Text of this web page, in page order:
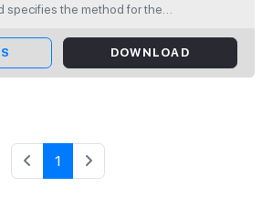
specifies the method for the
DOWNLOAD
1